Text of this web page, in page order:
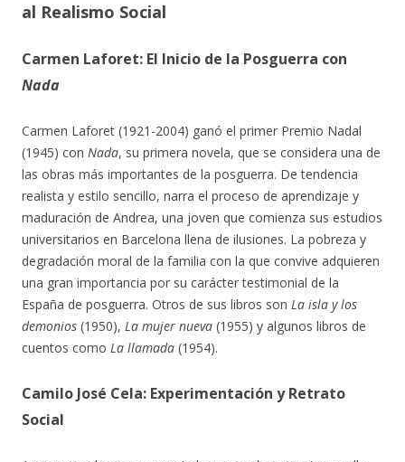
al Realismo Social
Carmen Laforet: El Inicio de la Posguerra con
Nada
Carmen Laforet (1921-2004) ganó el primer Premio Nadal
(1945) con Nada, su primera novela, que se considera una de
las obras más importantes de la posguerra. De tendencia
realista y estilo sencillo, narra el proceso de aprendizaje y
maduración de Andrea, una joven que comienza sus estudios
universitarios en Barcelona llena de ilusiones. La pobreza y
degradación moral de la familia con la que convive adquieren
una gran importancia por su carácter testimonial de la
España de posguerra. Otros de sus libros son La isla y los
demonios (1950), La mujer nueva (1955) y algunos libros de
cuentos como La llamada (1954).
Camilo José Cela: Experimentación y Retrato
Social